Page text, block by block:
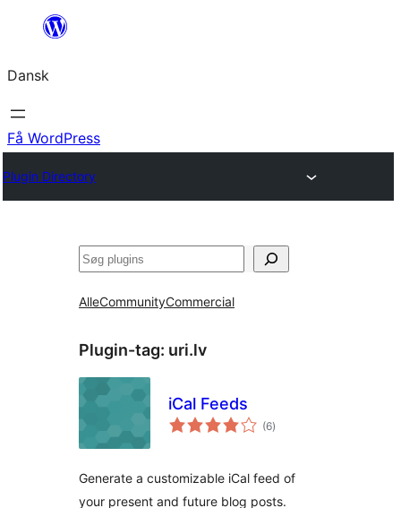
Spring
indhold
Dansk
Få WordPress
Plugin Directory
Søg
AlleCommunityCommercial
Plugin-tag: uri.lv
iCal Feeds
(6totale
bedømmelser
)
Generate a customizable iCal feed of
your present and future blog posts.